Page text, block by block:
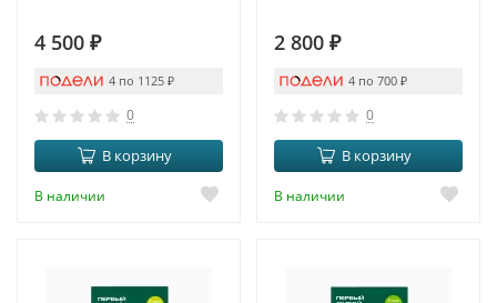
4 500 ₽
4 по 1125 ₽
0
В корзину
В наличии
2 800 ₽
4 по 700 ₽
0
В корзину
В наличии